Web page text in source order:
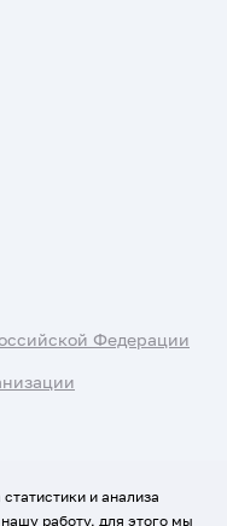
Федерации
и анализа
работу, для этого мы